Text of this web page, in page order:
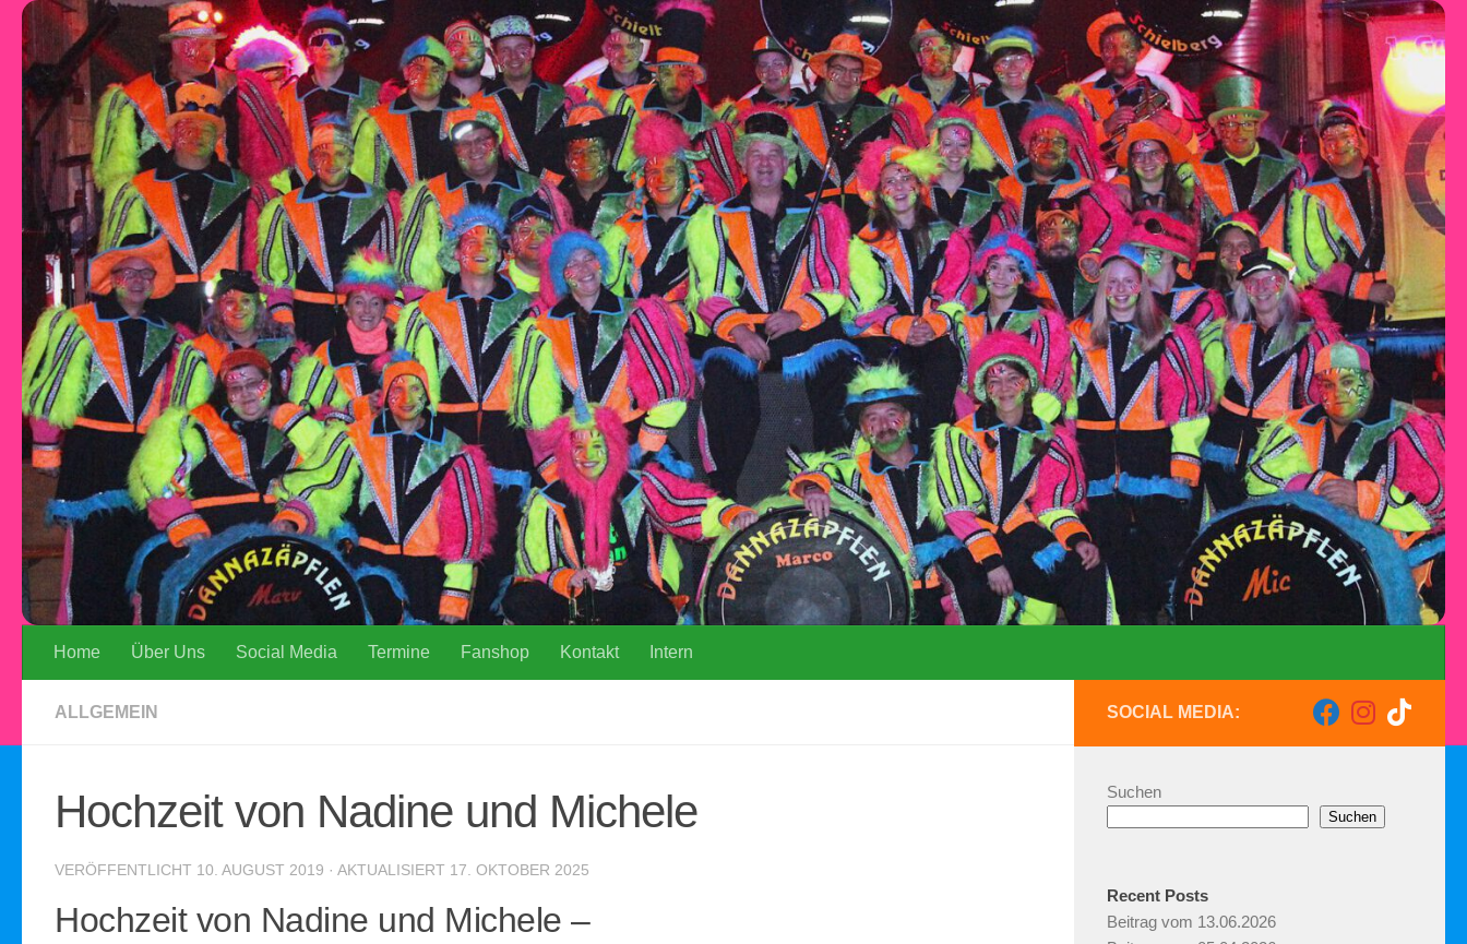
Zum Inhalt springen
Home Über Uns Social Media Termine Fanshop Kontakt Intern
ALLGEMEIN
Hochzeit von Nadine und Michele
VERÖFFENTLICHT 10. AUGUST 2019 · AKTUALISIERT 17. OKTOBER 2025
Hochzeit von Nadine und Michele –
SOCIAL MEDIA:
Suchen
Suchen
Recent Posts
Beitrag vom 13.06.2026